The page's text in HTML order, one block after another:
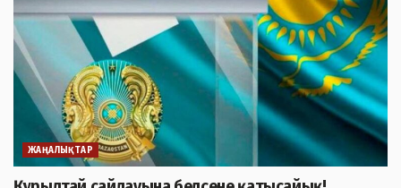
ЖАҢАЛЫҚТАР